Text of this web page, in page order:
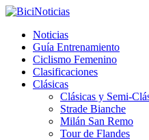
Noticias
Guía Entrenamiento
Ciclismo Femenino
Clasificaciones
Clásicas
Clásicas y Semi-
Strade Bianche
Milán San Remo
Tour de Flandes